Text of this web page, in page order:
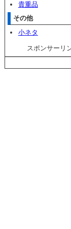
貴重品
その他
小ネタ
スポンサーリ